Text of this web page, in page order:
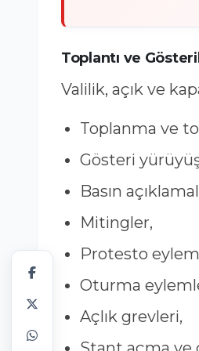
Toplantı ve
Valilik, açık ve
Toplanma ve
Gösteri
Basın
Mitingler,
Protesto
Oturma
Açlık grevleri,